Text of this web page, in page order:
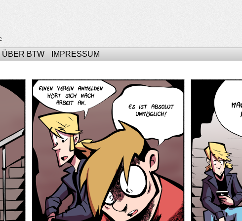
ÜBER BTW IMPRESSUM